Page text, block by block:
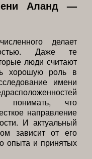
Аланд —
делает
Даже те
люди считают
хорошую роль в
имени
понимать, что
направление
И актуальный
зависит от его
опыта и принятых